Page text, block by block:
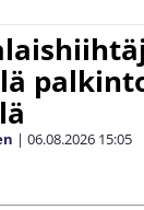
| 06.08.2026 15:05